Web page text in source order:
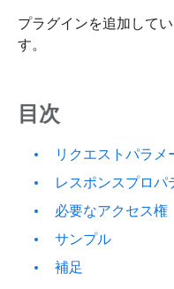
プラグインを追加して
す。
目次
リクエストパラメ
レスポンスプロパ
必要なアクセス権
サンプル
補足